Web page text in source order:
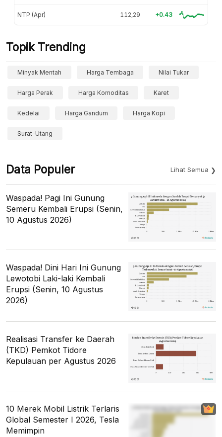
NTP (Apr) 112,29 +0.43
Topik Trending
Minyak Mentah Harga Tembaga Nilai Tukar
Harga Perak Harga Komoditas Karet
Kedelai Harga Gandum Harga Kopi
Surat-Utang
Data Populer Lihat Semua
Waspada! Pagi Ini Gunung
Semeru Kembali Erupsi (Senin,
10 Agustus 2026)
Waspada! Dini Hari Ini Gunung
Lewotobi Laki-laki Kembali
Erupsi (Senin, 10 Agustus
2026)
Realisasi Transfer ke Daerah
(TKD) Pemkot Tidore
Kepulauan per Agustus 2026
10 Merek Mobil Listrik Terlaris
Global Semester I 2026, Tesla
Memimpin